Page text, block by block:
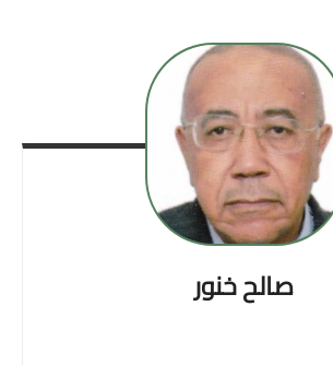
صالحخنور